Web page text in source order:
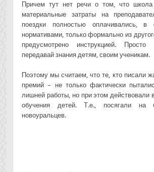
Причем тут нет речи о том, что школа
материальные затраты на
поездки полностью оплачивались, в
нормативами, только формально из
предусмотрено инструкцией.
передавай знания детям, своим ученикам.
Поэтому мы считаем, что те, кто писали
премий – не только фактически
лишней работы, но при этом действовали
обучения детей. Т.е., посягали на
новоуральцев.